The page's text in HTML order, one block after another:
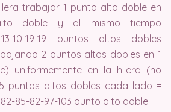
trabajar 1 punto alto doble en
doble y al mismo tiempo
10-19-19 puntos altos dobles
2 puntos altos dobles en 1
uniformemente en la hilera (no
puntos altos dobles cada lado =
85-82-97-103 punto alto doble.